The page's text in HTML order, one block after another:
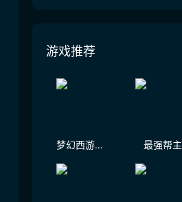
游戏推荐
梦幻西游（大陆服） 最强帮主